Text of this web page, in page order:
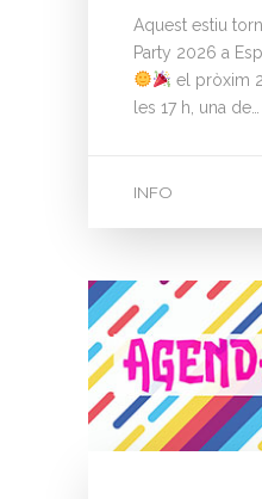
Aquest estiu
Party 2026 a
el pròxim
les 17 h, una de…
INFO